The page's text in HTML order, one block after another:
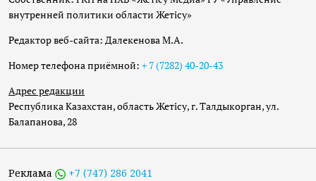
внутренней политики области Жетісу»
Редактор веб-сайта: Далекенова М.А.
Номер телефона приёмной: + 7 (7282) 40-20-43
Адрес редакции
Республика Казахстан, область Жетісу, г. Талдыкорган, ул.
Балапанова, 28
Реклама +7 (747) 286 2041